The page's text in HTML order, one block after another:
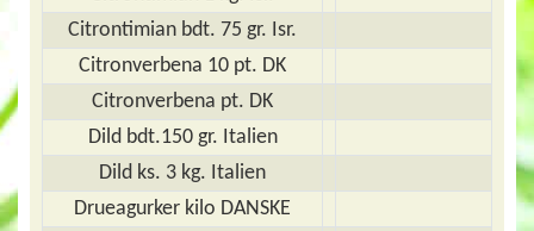
Citrontimian bdt. 75 gr. Isr.
Citronverbena 10 pt. DK
Citronverbena pt. DK
Dild bdt.150 gr. Italien
Dild ks. 3 kg. Italien
Drueagurker kilo DANSKE